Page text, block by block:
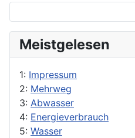
Meistgelesen
1: Impressum
2: Mehrweg
3: Abwasser
4: Energieverbrauch
5: Wasser